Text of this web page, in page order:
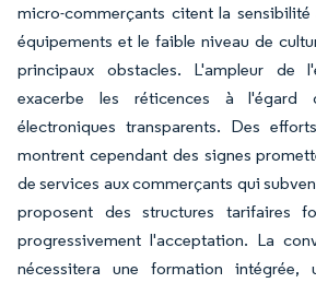
micro-commerçants citent la
équipements et le faible niveau de
principaux obstacles. L'ampleur de
exacerbe les réticences à l'égard
électroniques transparents. Des
montrent cependant des signes
de services aux commerçants qui
proposent des structures tarifaires
progressivement l'acceptation. La
nécessitera une formation intégrée,